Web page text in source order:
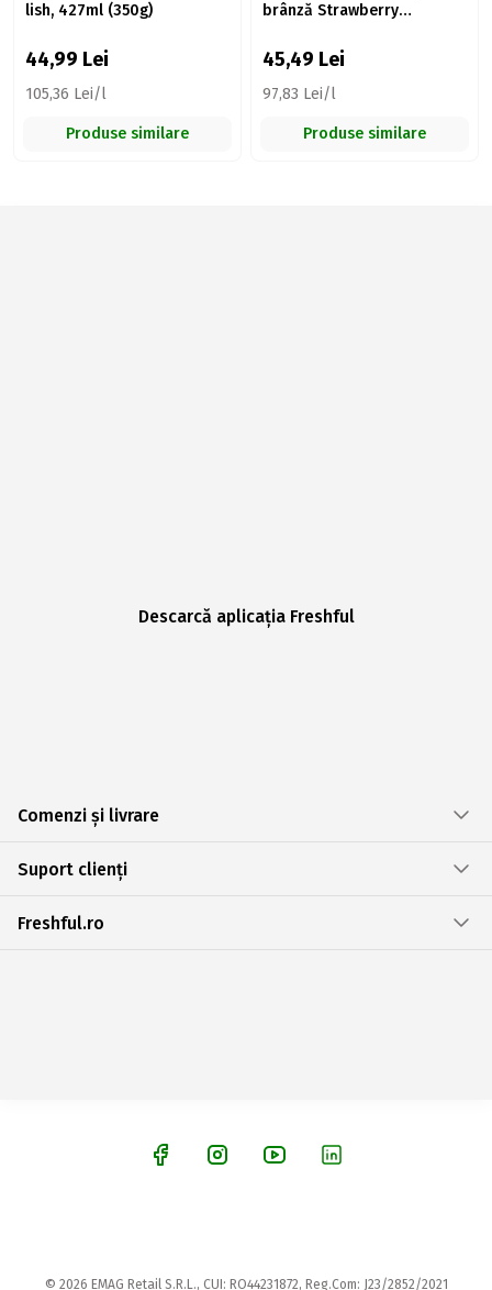
lish, 427ml (350g)
44,99 Lei
105,36 Lei/l
Produse similare
brânză Strawberry
45,49 Lei
97,83 Lei/l
Produse similare
Descarcă aplicația Freshful
Comenzi și livrare
Suport clienți
Freshful.ro
© 2026 EMAG Retail S.R.L., CUI: RO44231872, Reg.Com: J23/2852/2021